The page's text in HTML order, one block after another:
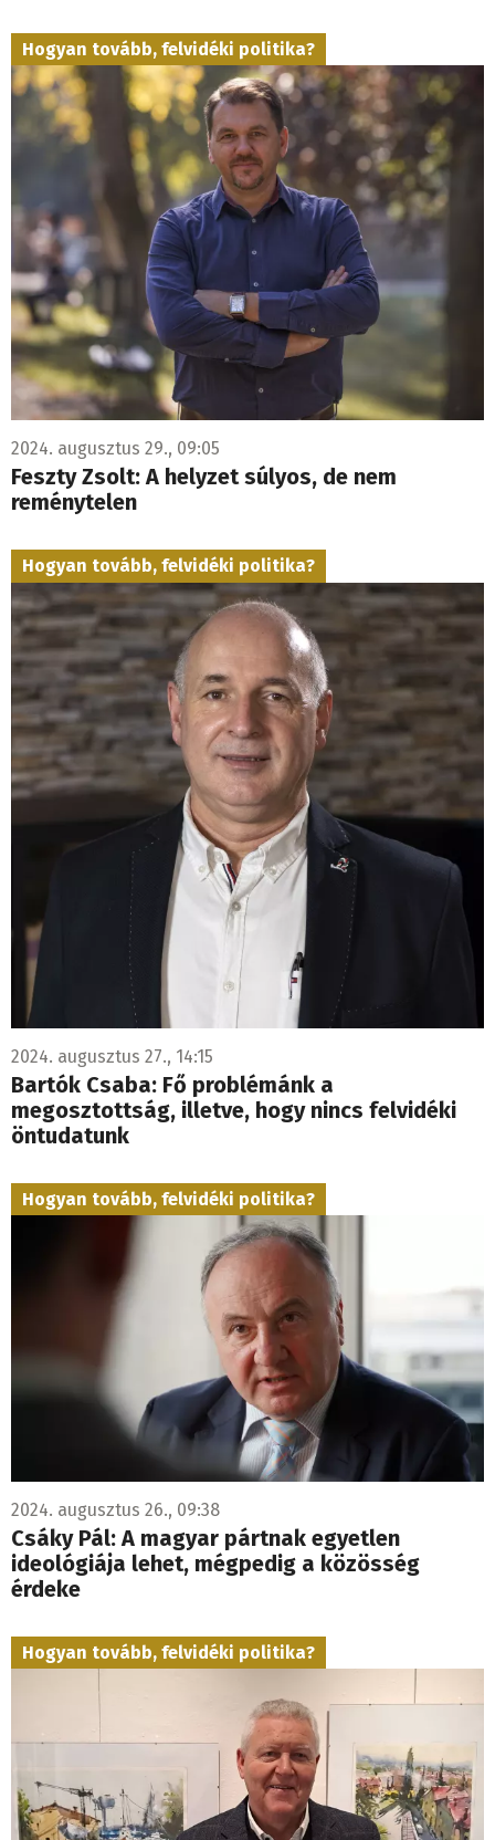
Hogyan tovább, felvidéki politika?
2024. augusztus 29., 09:05
Feszty Zsolt: A helyzet súlyos, de nem
reménytelen
Hogyan tovább, felvidéki politika?
2024. augusztus 27., 14:15
Bartók Csaba: Fő problémánk a
megosztottság, illetve, hogy nincs felvidéki
öntudatunk
Hogyan tovább, felvidéki politika?
2024. augusztus 26., 09:38
Csáky Pál: A magyar pártnak egyetlen
ideológiája lehet, mégpedig a közösség
érdeke
Hogyan tovább, felvidéki politika?